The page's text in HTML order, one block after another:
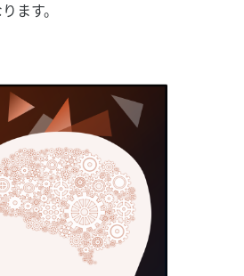
ます。